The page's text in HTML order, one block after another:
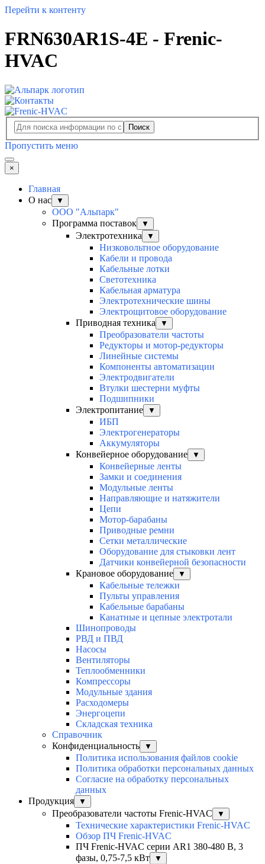
Перейти к контенту
FRN630AR1S-4E - Frenic-
HVAC
Поиск
Пропустить меню
×
Главная
О нас
▼
ООО "Альпарк"
Программа поставок
▼
Электротехника ▼
Низковольтное оборудование
Кабели и провода
Кабельные лотки
Светотехника
Кабельная арматура
Электротехнические шины
Электрощитовое оборудование
Приводная техника
▼
Преобразователи частоты
Редукторы и мотор-редукторы
Линейные системы
Компоненты автоматизации
Электродвигатели
Втулки шестерни муфты
Подшипники
Электропитание
▼
ИБП
Электрогенераторы
Аккумуляторы
Конвейерное оборудование
▼
Конвейерные ленты
Замки и соединения
Модульные ленты
Направляющие и натяжители
Цепи
Мотор-барабаны
Приводные ремни
Сетки металлические
Оборудование для стыковки лент
Датчики конвейерной безопасности
Крановое оборудование
▼
Кабельные тележки
Пульты управления
Кабельные барабаны
Канатные и цепные электротали
Шинопроводы
РВД и ПВД
Насосы
Вентиляторы
Теплообменники
Компрессоры
Модульные здания
Расходомеры
Энергоцепи
Складская техника
Справочник
Конфиденциальность
▼
Политика использования файлов cookie
Политика обработки персональных данных
Согласие на обработку персональных
данных
Продукция
▼
Преобразователи частоты Frenic-HVAC ▼
Технические характеристики Frenic-HVAC
Обзор ПЧ Frenic-HVAC
ПЧ Frenic-HVAC серии AR1 380-480 В, 3
фазы, 0,75-7,5 кВт
▼